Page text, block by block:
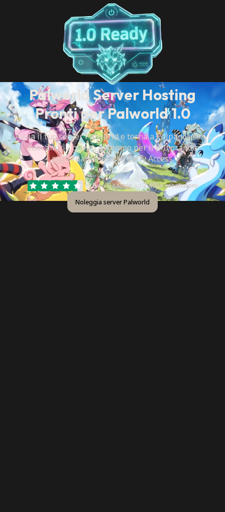
Palworld Server Hosting
Pronti per Palworld 1.0
Avvia il tuo server Palworld e torna a Palpagos con i
tuoi amici - giusto in tempo per il più grande
aggiornamento dall'Early Access.
4.5su 5 basato su 2,400+ recensioni
Noleggia server Palworld